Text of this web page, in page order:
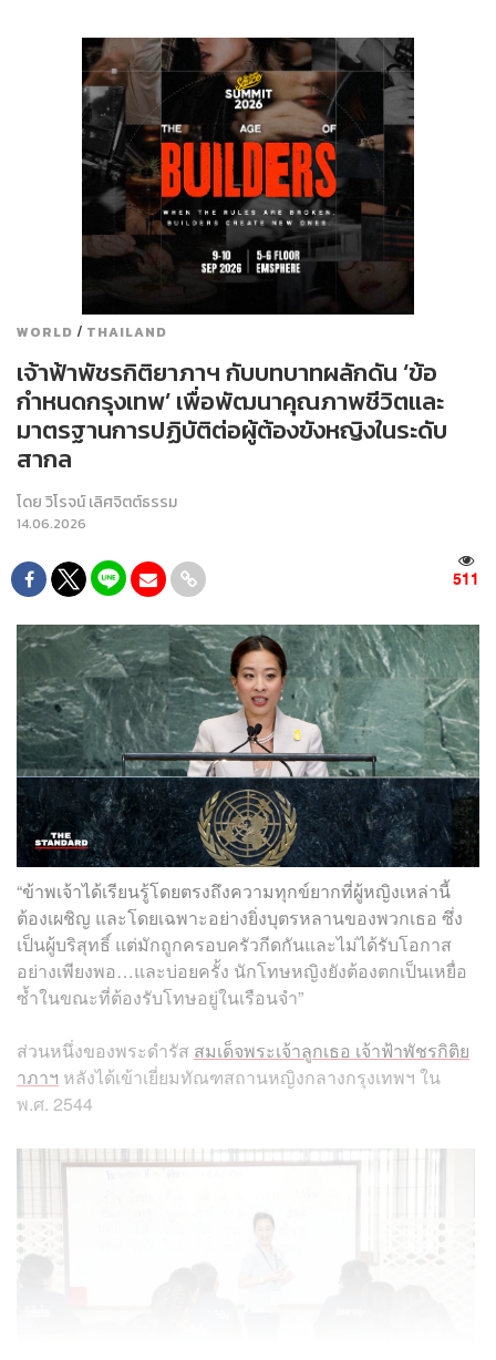
WORLD / THAILAND
เจ้าฟ้าพัชรกิติยาภาฯ กับบทบาทผลักดัน ‘ข้อ
กำหนดกรุงเทพ’ เพื่อพัฒนาคุณภาพชีวิตและ
มาตรฐานการปฏิบัติต่อผู้ต้องขังหญิงในระดับ
สากล
โดยวิโรจน์ เลิศจิตต์ธรรม
14.06.2026
511
“ข้าพเจ้าได้เรียนรู้โดยตรงถึงความทุกข์ยากที่ผู้หญิงเหล่านี้
ต้องเผชิญ และโดยเฉพาะอย่างยิ่งบุตรหลานของพวกเธอ ซึ่ง
เป็นผู้บริสุทธิ์ แต่มักถูกครอบครัวกีดกันและไม่ได้รับโอกาส
อย่างเพียงพอ…และบ่อยครั้ง นักโทษหญิงยังต้องตกเป็นเหยื่อ
ซ้ำในขณะที่ต้องรับโทษอยู่ในเรือนจำ”
ส่วนหนึ่งของพระดำรัส สมเด็จพระเจ้าลูกเธอ เจ้าฟ้าพัชรกิติย
าภาฯ หลังได้เข้าเยี่ยมทัณฑสถานหญิงกลางกรุงเทพฯ ใน
พ.ศ. 2544